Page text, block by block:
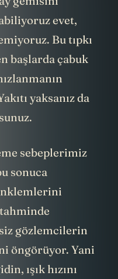
gemisini
evet,
Bu tıpkı
başlarda çabuk
yaksanız da
sebeplerimiz
sonuca
gözlemcilerin
öngörüyor. Yani